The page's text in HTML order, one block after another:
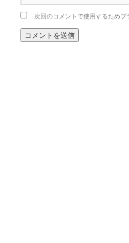
次回のコメントで使用するため